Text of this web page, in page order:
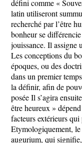
défini comme «
latin utiliseront
recherché par l’être
bonheur se
jouissance. Il assigne
Les conceptions du
époques, ou des
dans un premier
la définir, afin de
posée Il s’agira
être heureux »
facteurs extérieurs
Etymologiquement,
augurium, qui